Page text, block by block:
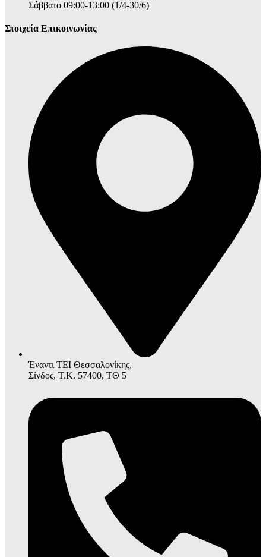
Σάββατο 09:00-13:00 (1/4-30/6)
Στοιχεία Επικοινωνίας
Έναντι ΤΕΙ Θεσσαλονίκης,
Σίνδος, Τ.Κ. 57400, ΤΘ 5